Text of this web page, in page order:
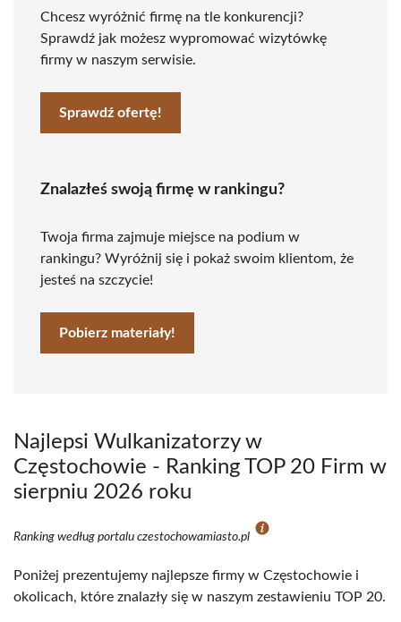
Chcesz wyróżnić firmę na tle konkurencji?
Sprawdź jak możesz wypromować wizytówkę
firmy w naszym serwisie.
Sprawdź ofertę!
Znalazłeś swoją firmę w rankingu?
Twoja firma zajmuje miejsce na podium w
rankingu? Wyróżnij się i pokaż swoim klientom, że
jesteś na szczycie!
Pobierz materiały!
Najlepsi Wulkanizatorzy w
Częstochowie - Ranking TOP 20 Firm w
sierpniu 2026 roku
Ranking według portalu czestochowamiasto.pl
Poniżej prezentujemy najlepsze firmy w Częstochowie i
okolicach, które znalazły się w naszym zestawieniu TOP 20.